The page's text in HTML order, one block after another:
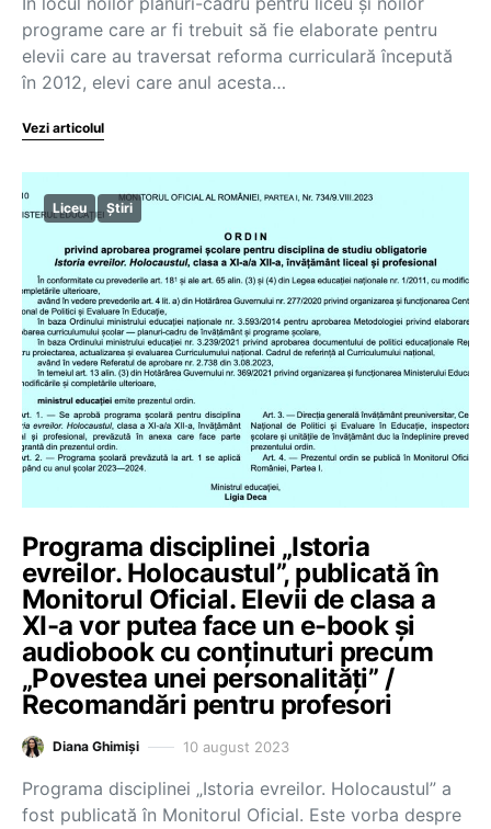
programe care ar fi trebuit să fie elaborate pentru
elevii care au traversat reforma curriculară începută
în 2012, elevi care anul acesta…
Vezi articolul
Liceu Știri
Programa disciplinei „Istoria
evreilor. Holocaustul”, publicată în
Monitorul Oficial. Elevii de clasa a
XI-a vor putea face un e-book și
audiobook cu conținuturi precum
„Povestea unei personalități” /
Recomandări pentru profesori
Diana Ghimiși 10 august 2023
Programa disciplinei „Istoria evreilor. Holocaustul” a
fost publicată în Monitorul Oficial. Este vorba despre